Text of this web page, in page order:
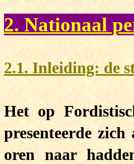
2. Nationaal
2.1. Inleiding: de
Het op
presenteerde
oren naar